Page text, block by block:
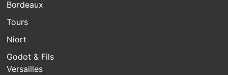
Bordeaux
Tours
Niort
Godot & Fils
Versailles